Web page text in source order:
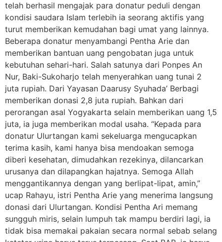
telah berhasil mengajak para donatur peduli dengan
kondisi saudara Islam terlebih ia seorang aktifis yang
turut memberikan kemudahan bagi umat yang lainnya.
Beberapa donatur menyambangi Pentha Arie dan
memberikan bantuan uang pengobatan juga untuk
kebutuhan sehari-hari. Salah satunya dari Ponpes An
Nur, Baki-Sukoharjo telah menyerahkan uang tunai 2
juta rupiah. Dari Yayasan Daarusy Syuhada’ Berbagi
memberikan donasi 2,8 juta rupiah. Bahkan dari
perorangan asal Yogyakarta selain memberikan uang 1,5
juta, ia juga memberikan modal usaha. “Kepada para
donatur Ulurtangan kami sekeluarga mengucapkan
terima kasih, kami hanya bisa mendoakan semoga
diberi kesehatan, dimudahkan rezekinya, dilancarkan
urusanya dan dilapangkan hajatnya. Semoga Allah
menggantikannya dengan yang berlipat-lipat, amin,”
ucap Rahayu, istri Pentha Arie yang menerima langsung
donasi dari Ulurtangan. Kondisi Pentha Ari memang
sungguh miris, selain lumpuh tak mampu berdiri lagi, ia
tidak bisa memakai pakaian secara normal sebab selang